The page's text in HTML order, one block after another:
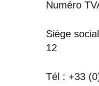
Numéro
Siège
12
Tél : +33